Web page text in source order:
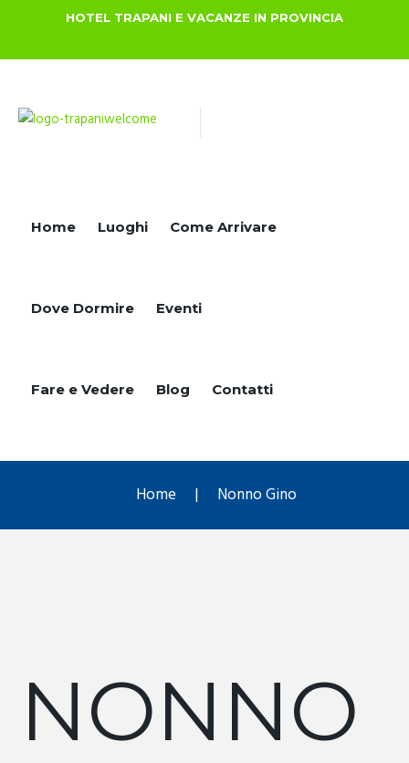
HOTEL TRAPANI E VACANZE IN PROVINCIA
Home Luoghi Come Arrivare
Dove Dormire Eventi
Fare e Vedere Blog Contatti
Home Nonno Gino
NONNO